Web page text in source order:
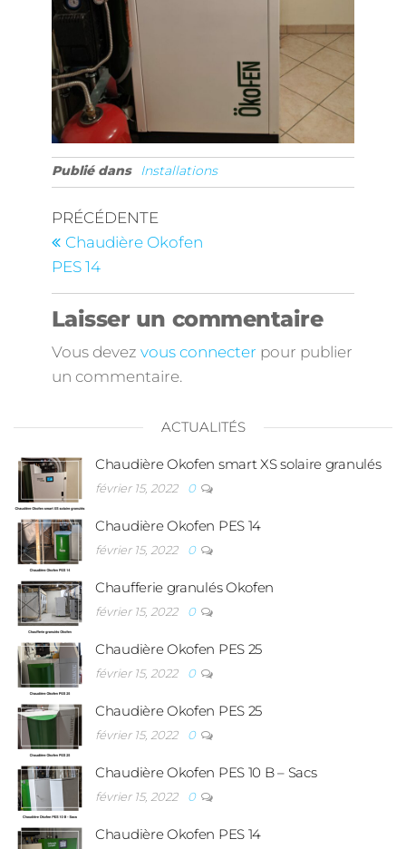
Publié dans Installations
PRÉCÉDENTE
Chaudière Okofen
PES 14
Laisser un commentaire
Vous devez vous connecter pour publier
un commentaire.
ACTUALITÉS
Chaudière Okofen smart XS solaire granulés
février 15, 2022 0
Chaudière Okofen PES 14
février 15, 2022 0
Chaufferie granulés Okofen
février 15, 2022 0
Chaudière Okofen PES 25
février 15, 2022 0
Chaudière Okofen PES 25
février 15, 2022 0
Chaudière Okofen PES 10 B – Sacs
février 15, 2022 0
Chaudière Okofen PES 14